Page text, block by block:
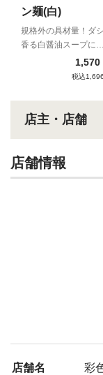
ン麺(白)
規格外の具材量！ダシ
香る白醤油スープに名
物ワンタンが6個も入
た贅沢ワンタン麺！
1,570
税込
店主・店舗
店舗情報
店舗名 彩